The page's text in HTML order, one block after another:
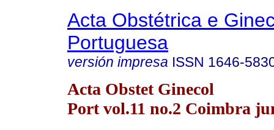
Acta Obstétrica e
Portuguesa
versión impresa ISSN 1646-
Acta Obstet Ginecol
Port vol.11 no.2 Coimbra